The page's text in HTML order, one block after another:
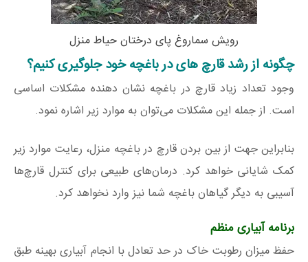
رویش سماروغ پای درختان حیاط منزل
چگونه از رشد قارچ های در باغچه خود جلوگیری کنیم؟
وجود تعداد زیاد قارچ در باغچه نشان دهنده مشکلات اساسی
است. از جمله این مشکلات می‌توان به موارد زیر اشاره نمود.
بنابراین جهت از بین بردن قارچ در باغچه منزل، رعایت موارد زیر
کمک شایانی خواهد کرد. درمان‌های طبیعی برای کنترل قارچ‌ها
آسیبی به دیگر گیاهان باغچه شما نیز وارد نخواهد کرد.
برنامه آبیاری منظم
حفظ میزان رطوبت خاک در حد تعادل با انجام آبیاری بهینه طبق